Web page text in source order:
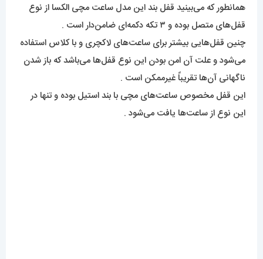
همانطور که می‌بینید قفل بند این مدل ساعت مچی الکسا از نوع
قفل‌های متصل بوده و ۳ تکه دکمه‌ای ضامن‌دار است .
چنین قفل‌هایی بیشتر برای ساعت‌های لاکچری و با کلاس استفاده
می‌شود و علت آن امن بودن این نوع قفل‌ها می‌باشد که باز شدن
ناگهانی آن‌ها تقریباً غیرممکن است .
این قفل مخصوص ساعت‌های مچی با بند استیل بوده و تنها در
این نوع از ساعت‌ها یافت می‌شود .